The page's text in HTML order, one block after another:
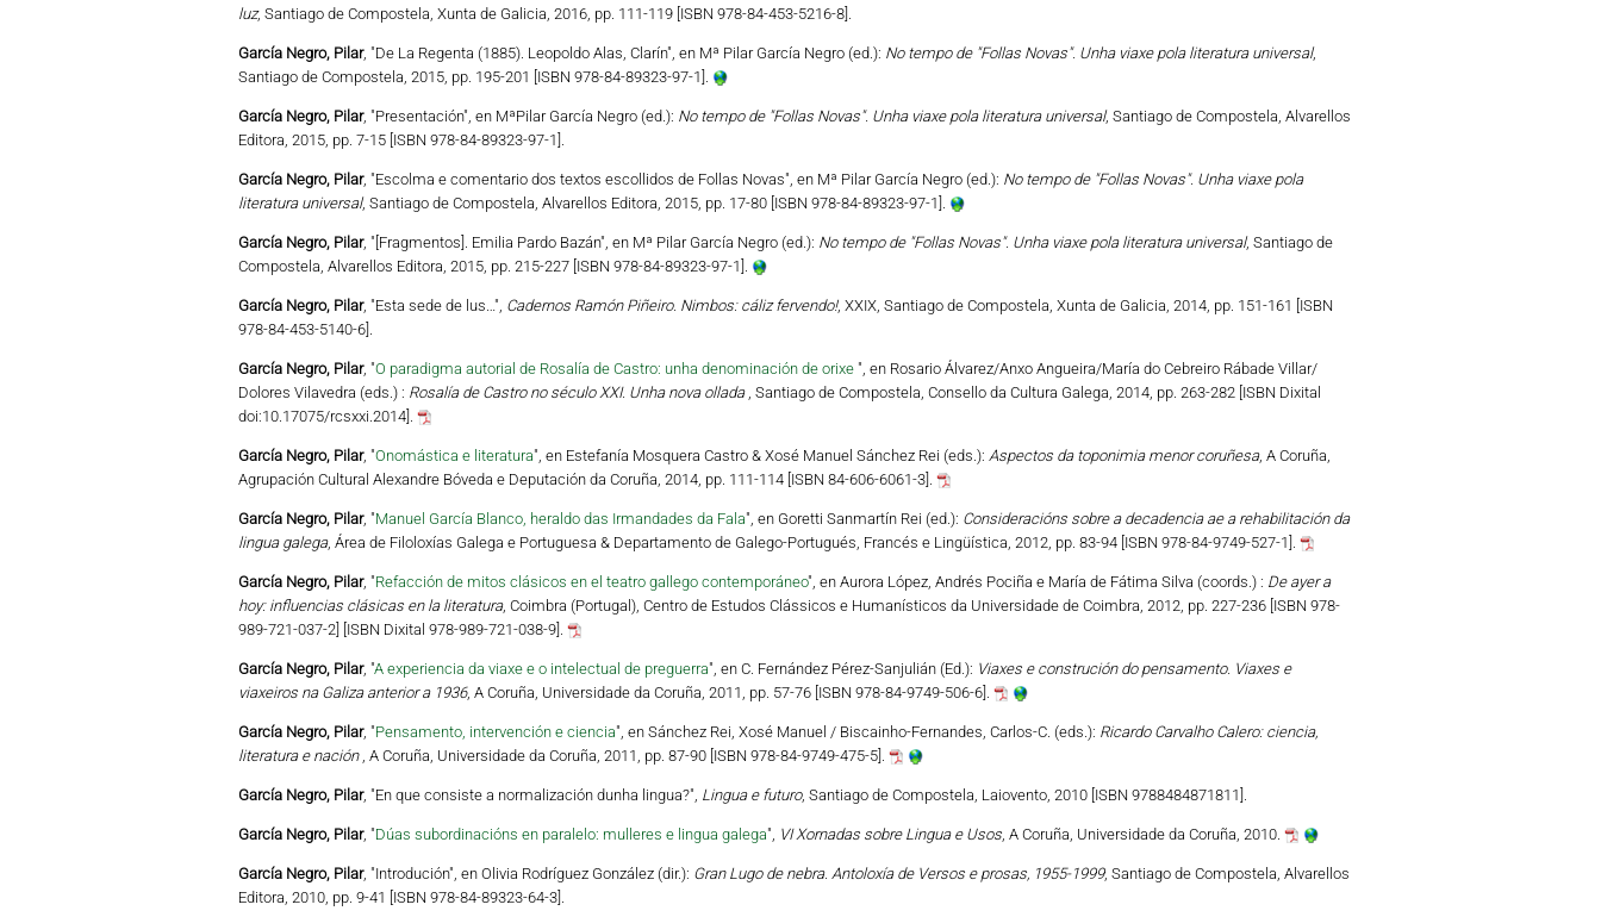
luz, Santiago de Compostela, Xunta de Galicia, 2016, pp. 111-119 [ISBN 978-84-453-5216-8].
García Negro, Pilar, "De La Regenta (1885). Leopoldo Alas, Clarín", en Mª Pilar García Negro (ed.): No tempo de "Follas Novas". Unha viaxe pola literatura universal,
Santiago de Compostela, 2015, pp. 195-201 [ISBN 978-84-89323-97-1].
García Negro, Pilar, "Presentación", en MªPilar García Negro (ed.): No tempo de "Follas Novas". Unha viaxe pola literatura universal, Santiago de Compostela, Alvarellos
Editora, 2015, pp. 7-15 [ISBN 978-84-89323-97-1].
García Negro, Pilar, "Escolma e comentario dos textos escollidos de Follas Novas", en Mª Pilar García Negro (ed.): No tempo de "Follas Novas". Unha viaxe pola
literatura universal, Santiago de Compostela, Alvarellos Editora, 2015, pp. 17-80 [ISBN 978-84-89323-97-1].
García Negro, Pilar, "[Fragmentos]. Emilia Pardo Bazán", en Mª Pilar García Negro (ed.): No tempo de "Follas Novas". Unha viaxe pola literatura universal, Santiago de
Compostela, Alvarellos Editora, 2015, pp. 215-227 [ISBN 978-84-89323-97-1].
García Negro, Pilar, "Esta sede de lus…", Cadernos Ramón Piñeiro. Nimbos: cáliz fervendo!, XXIX, Santiago de Compostela, Xunta de Galicia, 2014, pp. 151-161 [ISBN
978-84-453-5140-6].
García Negro, Pilar, "O paradigma autorial de Rosalía de Castro: unha denominación de orixe ", en Rosario Álvarez/Anxo Angueira/María do Cebreiro Rábade Villar/
Dolores Vilavedra (eds.) : Rosalía de Castro no século XXI. Unha nova ollada , Santiago de Compostela, Consello da Cultura Galega, 2014, pp. 263-282 [ISBN Dixital
doi:10.17075/rcsxxi.2014].
García Negro, Pilar, "Onomástica e literatura", en Estefanía Mosquera Castro & Xosé Manuel Sánchez Rei (eds.): Aspectos da toponimia menor coruñesa, A Coruña,
Agrupación Cultural Alexandre Bóveda e Deputación da Coruña, 2014, pp. 111-114 [ISBN 84-606-6061-3].
García Negro, Pilar, "Manuel García Blanco, heraldo das Irmandades da Fala", en Goretti Sanmartín Rei (ed.): Consideracións sobre a decadencia ae a rehabilitación da
lingua galega, Área de Filoloxías Galega e Portuguesa & Departamento de Galego-Portugués, Francés e Lingüística, 2012, pp. 83-94 [ISBN 978-84-9749-527-1].
García Negro, Pilar, "Refacción de mitos clásicos en el teatro gallego contemporáneo", en Aurora López, Andrés Pociña e María de Fátima Silva (coords.) : De ayer a
hoy: influencias clásicas en la literatura, Coimbra (Portugal), Centro de Estudos Clássicos e Humanísticos da Universidade de Coimbra, 2012, pp. 227-236 [ISBN 978-
989-721-037-2] [ISBN Dixital 978-989-721-038-9].
García Negro, Pilar, "A experiencia da viaxe e o intelectual de preguerra", en C. Fernández Pérez-Sanjulián (Ed.): Viaxes e construción do pensamento. Viaxes e
viaxeiros na Galiza anterior a 1936, A Coruña, Universidade da Coruña, 2011, pp. 57-76 [ISBN 978-84-9749-506-6].
García Negro, Pilar, "Pensamento, intervención e ciencia", en Sánchez Rei, Xosé Manuel / Biscainho-Fernandes, Carlos-C. (eds.): Ricardo Carvalho Calero: ciencia,
literatura e nación , A Coruña, Universidade da Coruña, 2011, pp. 87-90 [ISBN 978-84-9749-475-5].
García Negro, Pilar, "En que consiste a normalización dunha lingua?", Lingua e futuro, Santiago de Compostela, Laiovento, 2010 [ISBN 9788484871811].
García Negro, Pilar, "Dúas subordinacións en paralelo: mulleres e lingua galega", VI Xornadas sobre Lingua e Usos, A Coruña, Universidade da Coruña, 2010.
García Negro, Pilar, "Introdución", en Olivia Rodríguez González (dir.): Gran Lugo de nebra. Antoloxía de Versos e prosas, 1955-1999, Santiago de Compostela, Alvarellos
Editora, 2010, pp. 9-41 [ISBN 978-84-89323-64-3].